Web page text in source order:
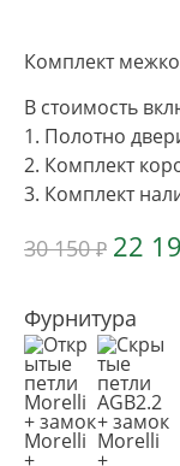
Комплект
В стоимость
1. Полотно
2. Комплект
3. Комплект
30 150₽ 22
Фурнитура